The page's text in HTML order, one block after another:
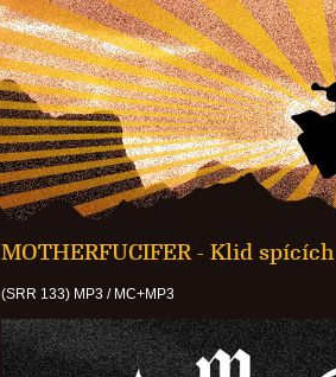
MOTHERFUCIFER - Klid spících
(SRR 133) MP3 / MC+MP3